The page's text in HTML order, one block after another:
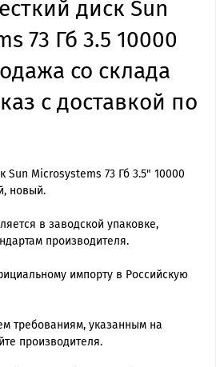
диск Sun
73 Гб 3.5 10000
со склада
с доставкой по
Sun Microsystems 73 Гб 3.5" 10000
новый.
в заводской упаковке,
производителя.
импорту в Российскую
требованиям, указанным на
производителя.